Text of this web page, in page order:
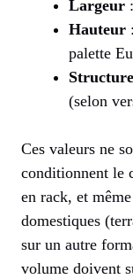
Largeur :
Hauteur
palette
Structure
(selon
Ces valeurs ne
conditionnent le
en rack, et
domestiques
sur un autre
volume doivent